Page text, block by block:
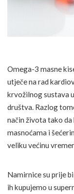
Omega-3 masne
utječe na rad
krvožilnog sustava
društva. Razlog
način života tako
masnoćama i
veliku većinu
Namirnice su prije
ih kupujemo u